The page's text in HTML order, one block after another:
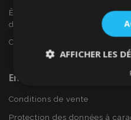
Êtes-vous intéressé par
devenir notre partenaire?
Contactez-nous dès
En Savoir Plus Sur
Conditions de vente
Protection des données à
AFFICHER LES